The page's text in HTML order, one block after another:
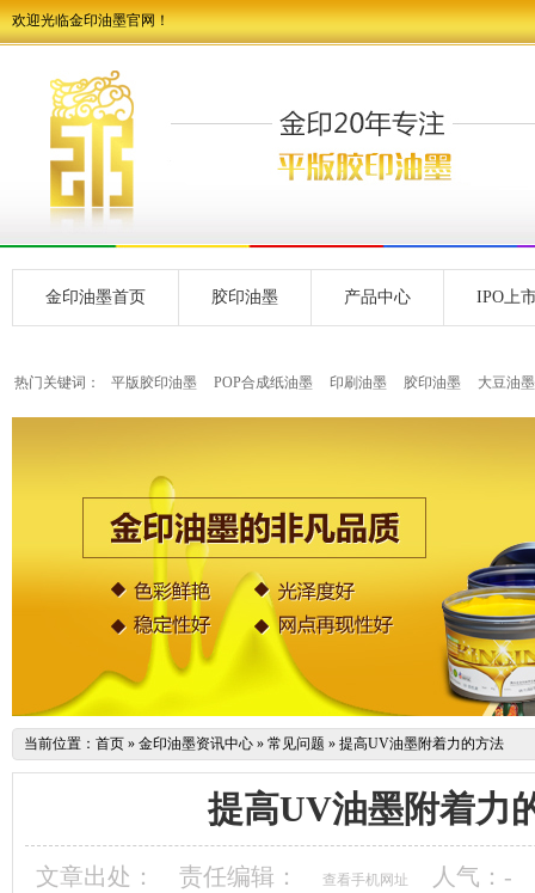
欢迎光临金印油墨官网！
金印油墨首页 胶印油墨 产品中心 IPO上
热门关键词： 平版胶印油墨 POP合成纸油墨 印刷油墨 胶印油墨 大豆油墨
当前位置： 首页 » 金印油墨资讯中心 » 常见问题 » 提高UV油墨附着力的方法
提高UV油墨附着力
文章出处： 责任编辑： 查看手机网址 人气： -